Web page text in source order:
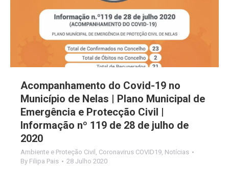
Acompanhamento do Covid-19 no
Município de Nelas | Plano Municipal de
Emergência e Protecção Civil |
Informação nº 119 de 28 de julho de
2020
Ambiente e Proteção Civil , Coronavirus COVID19, Notícias
By Filipa Pais 28 Julho 2020